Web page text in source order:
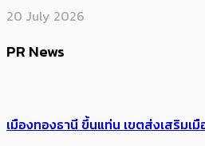
20 July 2026
PR News
เมืองทองธานี ขึ้นแท่น เขตส่งเสริมเ